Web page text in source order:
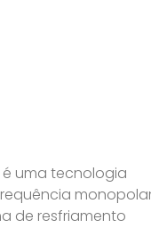
é uma tecnologia
de resfriamento